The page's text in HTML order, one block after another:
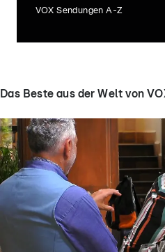
VOX Sendungen A-Z
Das Beste aus der Welt von